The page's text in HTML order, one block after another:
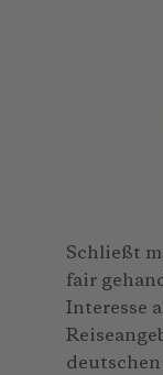
Schließt
fair
Interesse